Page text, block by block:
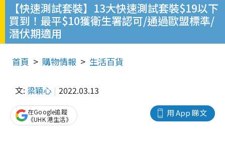
【快速測試套裝】13大快速測試套裝$19以下
買到！最平$10獲衛生署認可/通過歐盟標準/
潛伏期適用
首頁 購物情報 生活百貨
文: 梁穎心 2022.03.13
用 App 睇文
在Google追蹤
《UHK 港生活》